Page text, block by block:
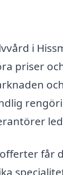
i
priser
får